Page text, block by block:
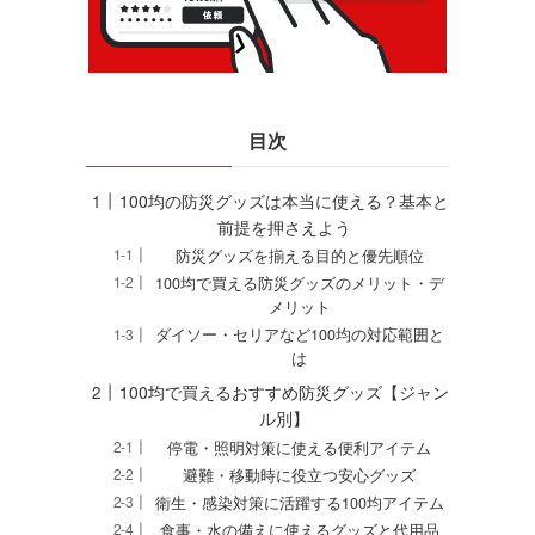
目次
100均の防災グッズは本当に使える？基本と
前提を押さえよう
防災グッズを揃える目的と優先順位
100均で買える防災グッズのメリット・デ
メリット
ダイソー・セリアなど100均の対応範囲と
は
100均で買えるおすすめ防災グッズ【ジャン
ル別】
停電・照明対策に使える便利アイテム
避難・移動時に役立つ安心グッズ
衛生・感染対策に活躍する100均アイテム
食事・水の備えに使えるグッズと代用品